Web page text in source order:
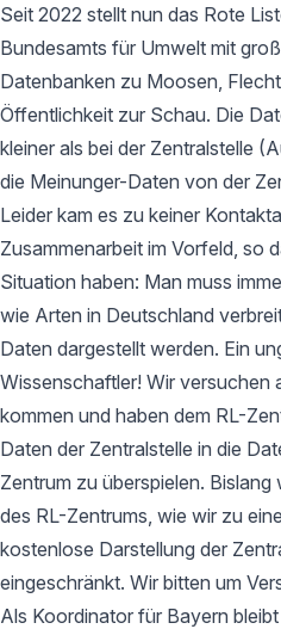
Seit 2022 stellt nun das Rote
Bundesamts für Umwelt mit
Datenbanken zu Moosen,
Öffentlichkeit zur Schau. Die
kleiner als bei der Zentralstelle
die Meinunger-Daten von der
Leider kam es zu keiner
Zusammenarbeit im Vorfeld, so
Situation haben: Man muss
wie Arten in Deutschland
Daten dargestellt werden. Ein
Wissenschaftler! Wir versuchen
kommen und haben dem RL-
Daten der Zentralstelle in die
Zentrum zu überspielen.
des RL-Zentrums, wie wir zu
kostenlose Darstellung der
eingeschränkt. Wir bitten um
Als Koordinator für Bayern